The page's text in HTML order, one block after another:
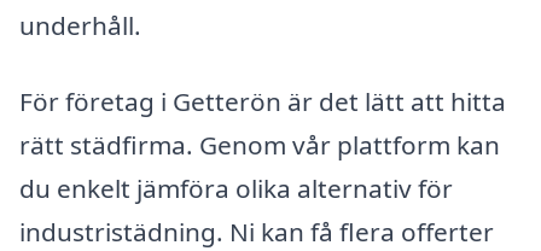
underhåll.
För företag i Getterön är det lätt att hitta
rätt städfirma. Genom vår plattform kan
du enkelt jämföra olika alternativ för
industristädning. Ni kan få flera offerter